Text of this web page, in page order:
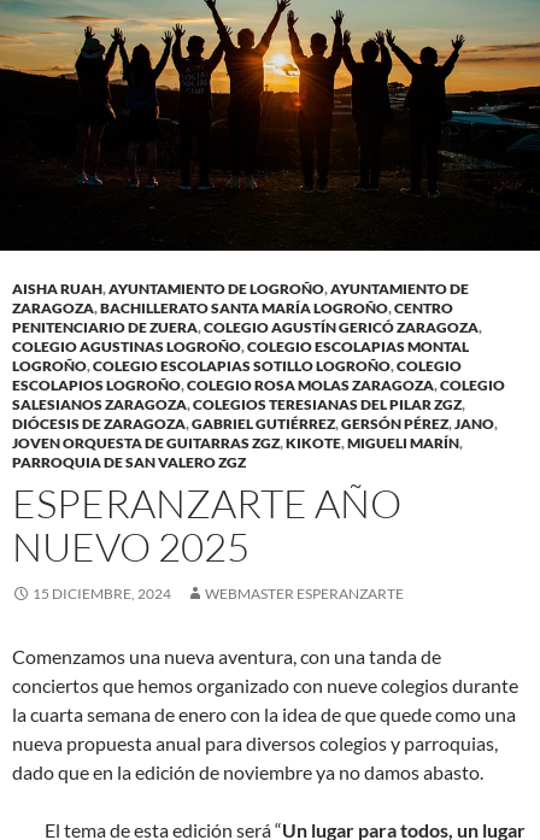
AISHA RUAH,AYUNTAMIENTO DE LOGROÑO,AYUNTAMIENTO DE
ZARAGOZA,BACHILLERATO SANTA MARÍA LOGROÑO,CENTRO
PENITENCIARIO DE ZUERA,COLEGIO AGUSTÍN GERICÓ ZARAGOZA,
COLEGIO AGUSTINAS LOGROÑO,COLEGIO ESCOLAPIAS MONTAL
LOGROÑO,COLEGIO ESCOLAPIAS SOTILLO LOGROÑO,COLEGIO
ESCOLAPIOS LOGROÑO,COLEGIO ROSA MOLAS ZARAGOZA,COLEGIO
SALESIANOS ZARAGOZA,COLEGIOS TERESIANAS DEL PILAR ZGZ,
DIÓCESIS DE ZARAGOZA,GABRIEL GUTIÉRREZ,GERSÓN PÉREZ,JANO,
JOVEN ORQUESTA DE GUITARRAS ZGZ,KIKOTE,MIGUELI MARÍN,
PARROQUIA DE SAN VALERO ZGZ
ESPERANZARTE AÑO
NUEVO 2025
15 DICIEMBRE, 2024 WEBMASTER ESPERANZARTE
Comenzamos una nueva aventura, con una tanda de
conciertos que hemos organizado con nueve colegios durante
la cuarta semana de enero con la idea de que quede como una
nueva propuesta anual para diversos colegios y parroquias,
dado que en la edición de noviembre ya no damos abasto.
El tema de esta edición será “Un lugar para todos, un lugar